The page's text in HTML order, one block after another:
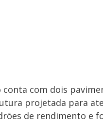
conta com dois
projetada para
de rendimento e